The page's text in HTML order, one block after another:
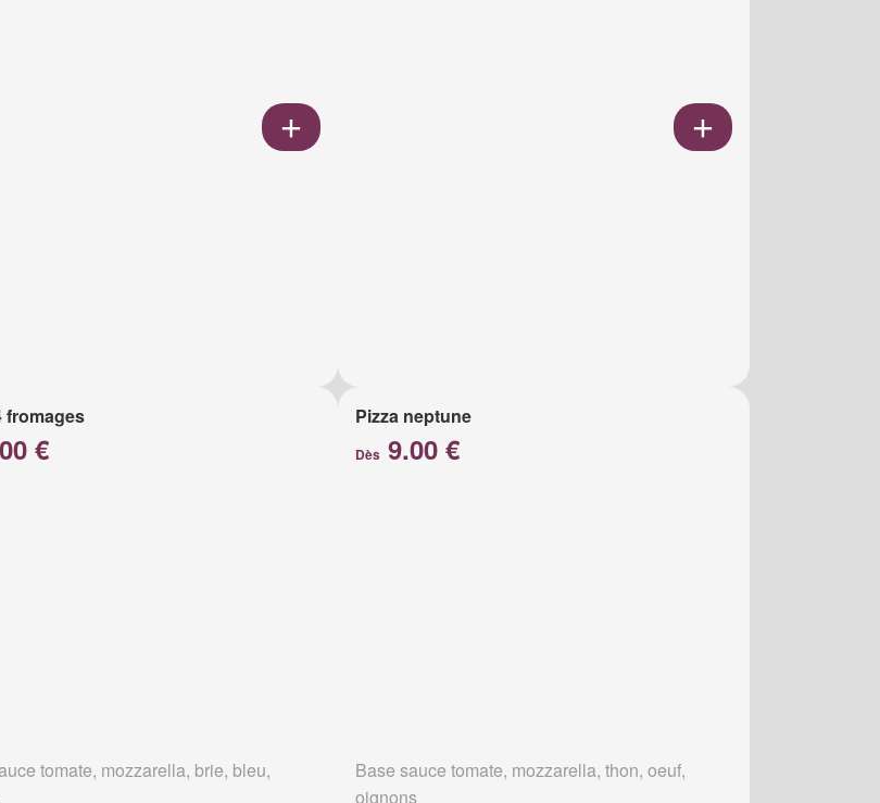
fromages
€
tomate, mozzarella, brie, bleu,
Pizza neptune
Dès 9.00 €
Base sauce tomate, mozzarella, thon, oeuf,
oignons